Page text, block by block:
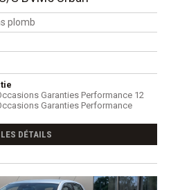
plomb
Garanties Performance 12
Garanties Performance
DÉTAILS